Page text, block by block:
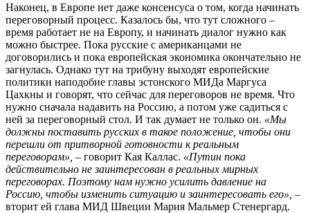
Наконец, в Европе нет даже консенсуса о том, когда начинать
переговорный процесс. Казалось бы, что тут сложного –
время работает не на Европу, и начинать диалог нужно как
можно быстрее. Пока русские с американцами не
договорились и пока европейская экономика окончательно не
загнулась. Однако тут на трибуну выходят европейские
политики наподобие главы эстонского МИДа Маргуса
Цахкны и говорят, что сейчас для переговоров не время. Что
нужно сначала надавить на Россию, а потом уже садиться с
ней за переговорный стол. И так думает не только он. «Мы
должны поставить русских в такое положение, чтобы они
перешли от притворной готовности к реальным
переговорам», – говорит Кая Каллас. «Путин пока
действительно не заинтересован в реальных мирных
переговорах. Поэтому нам нужно усилить давление на
Россию, чтобы изменить ситуацию и заинтересовать его», –
вторит ей глава МИД Швеции Мария Мальмер Стенергард.